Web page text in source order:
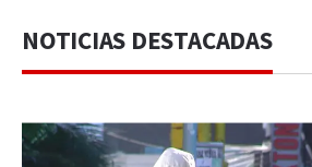
NOTICIAS DESTACADAS